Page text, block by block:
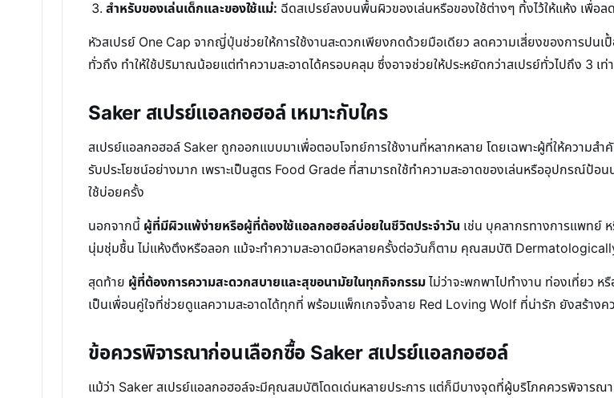
สำหรับของเล่นเด็กและของใช้แม่: ฉีดสเปรย์ลงบนพื้นผิวของเล่นหรือของใช้ต่างๆ ทิ้งไว้ให้แห้ง เพื่อล
หัวสเปรย์ One Cap จากญี่ปุ่นช่วยให้การใช้งานสะดวกเพียงกดด้วยมือเดียว ลดความเสี่ยงของการปนเ
ทั่วถึง ทำให้ใช้ปริมาณน้อยแต่ทำความสะอาดได้ครอบคลุม ซึ่งอาจช่วยให้ประหยัดกว่าสเปรย์ทั่วไปถึง 3 เท่า
Saker สเปรย์แอลกอฮอล์ เหมาะกับใคร
สเปรย์แอลกอฮอล์ Saker ถูกออกแบบมาเพื่อตอบโจทย์การใช้งานที่หลากหลาย โดยเฉพาะผู้ที่ให้ความ
รับประโยชน์อย่างมาก เพราะเป็นสูตร Food Grade ที่สามารถใช้ทำความสะอาดของเล่นหรืออุปกรณ์ป้อ
ใช้บ่อยครั้ง
นอกจากนี้ ผู้ที่มีผิวแพ้ง่ายหรือผู้ที่ต้องใช้แอลกอฮอล์บ่อยในชีวิตประจำวัน เช่น บุคลากรทางการแพทย์
นุ่มชุ่มชื้น ไม่แห้งตึงหรือลอก แม้จะทำความสะอาดมือหลายครั้งต่อวันก็ตาม คุณสมบัติ
สุดท้าย ผู้ที่ต้องการความสะดวกสบายและสุขอนามัยในทุกกิจกรรมไม่ว่าจะพกพาไปทำงาน ท่องเที่ยว
เป็นเพื่อนคู่ใจที่ช่วยดูแลความสะอาดได้ทุกที่ พร้อมแพ็กเกจจิ้งลาย Red Loving Wolf ที่น่ารัก ยังสร้างค
ข้อควรพิจารณาก่อนเลือกซื้อ Saker สเปรย์แอลกอฮอล์
แม้ว่า Saker สเปรย์แอลกอฮอล์จะมีคุณสมบัติโดดเด่นหลายประการ แต่ก็มีบางจุดที่ผู้บริโภคควรพิจารณ